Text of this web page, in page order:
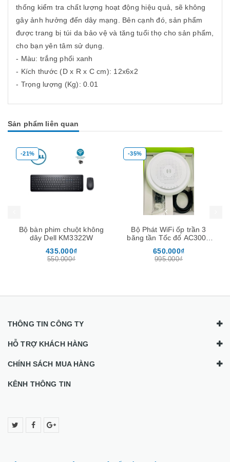
thống kiểm tra chất lượng hoạt động hiệu quả, sẽ không
gây ảnh hưởng đến dây mạng. Bên cạnh đó, sản phẩm
được trang bị túi da bảo vệ và tăng tuổi thọ cho sản phẩm,
cho bạn yên tâm sử dụng.
- Màu: trắng phối xanh
- Kích thước (D x R x C cm): 12x6x2
- Trọng lượng (Kg): 0.01
Sản phẩm liên quan
-21%
Bộ bàn phim chuột không
dây Dell KM3322W
435.000₫
550.000₫
-35%
Bộ Phát WiFi ốp trần 3
băng tần Tốc đố AC3000
Homa
650.000₫
995.000₫
Mua hàng
THÔNG TIN CÔNG TY
HỖ TRỢ KHÁCH HÀNG
CHÍNH SÁCH MUA HÀNG
KÊNH THÔNG TIN